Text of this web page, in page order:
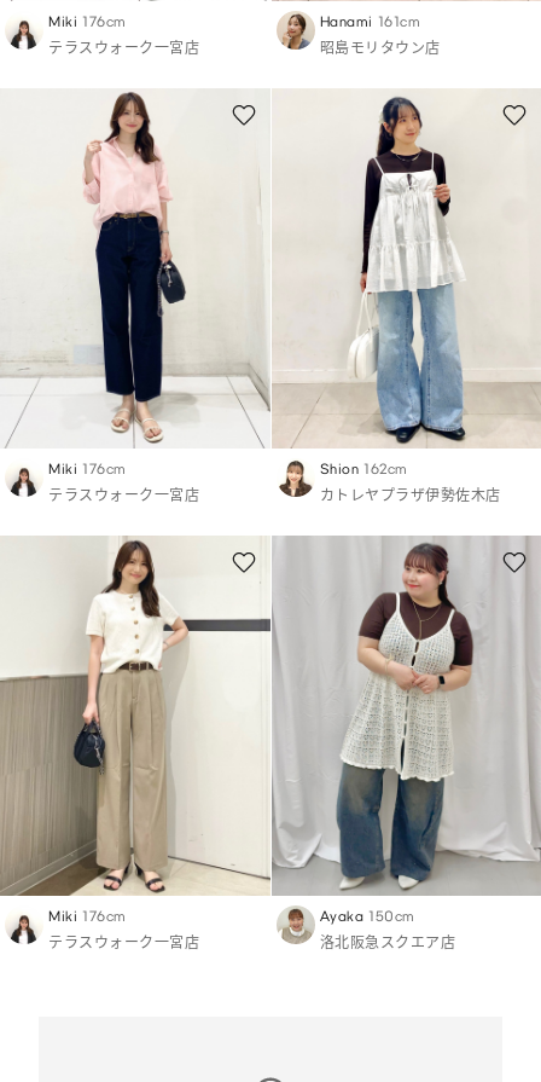
Miki 176cm
テラスウォーク一宮店
Hanami 161cm
昭島モリタウン店
Miki 176cm
テラスウォーク一宮店
Shion 162cm
カトレヤプラザ伊勢佐木店
Miki 176cm
テラスウォーク一宮店
Ayaka 150cm
洛北阪急スクエア店